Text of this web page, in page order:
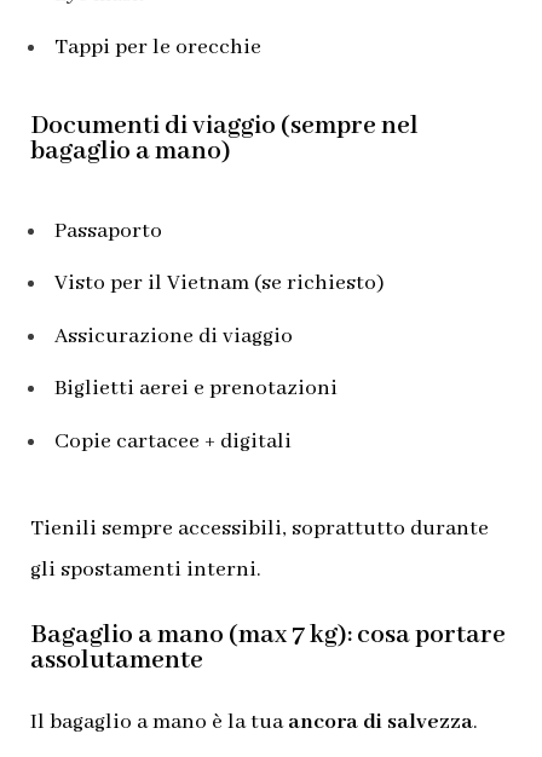
Tappi per le orecchie
Documenti di viaggio (sempre nel
bagaglio a mano)
Passaporto
Visto per il Vietnam (se richiesto)
Assicurazione di viaggio
Biglietti aerei e prenotazioni
Copie cartacee + digitali
Tienili sempre accessibili, soprattutto durante
gli spostamenti interni.
Bagaglio a mano (max 7 kg): cosa portare
assolutamente
Il bagaglio a mano è la tuaancora di salvezza.